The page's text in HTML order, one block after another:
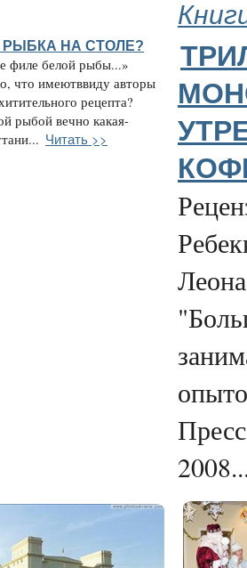
РЫБКА НА СТОЛЕ?
филе белой рыбы...»
что имеютввиду авторы
рецепта?
рыбой вечно какая-
Читать >>